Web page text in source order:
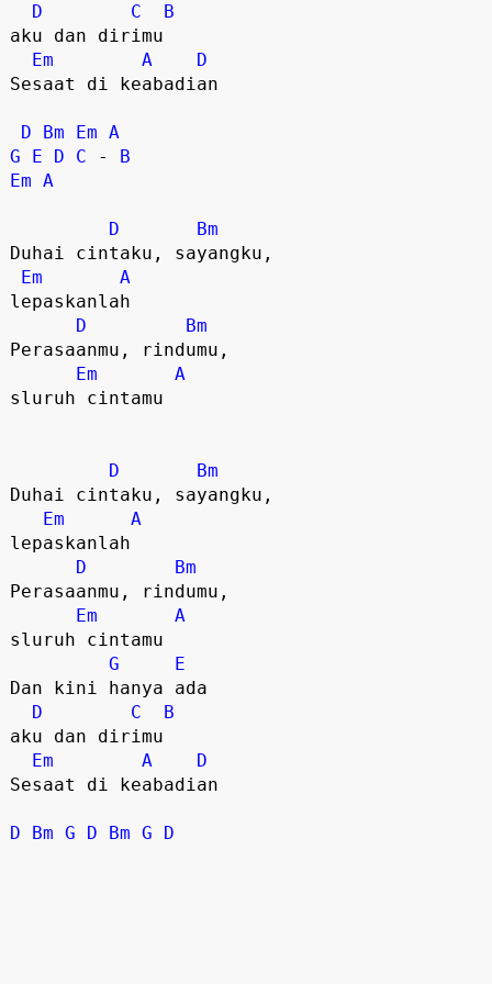
D C
B
aku dan dirimu
Em
A
D
Sesaat di keabadian
D Bm Em A
G
E D C - B
Em A
D
Bm
Duhai cintaku, sayangku,
Em
A
lepaskanlah
D
Bm
Perasaanmu, rindumu,
Em
A
sluruh cintamu
D
Bm
Duhai cintaku, sayangku,
Em
A
lepaskanlah
D
Bm
Perasaanmu, rindumu,
Em
A
sluruh cintamu
G
E
Dan kini hanya ada
D
C
B
aku dan dirimu
Em
A
D
Sesaat di keabadian
D Bm G D Bm G D